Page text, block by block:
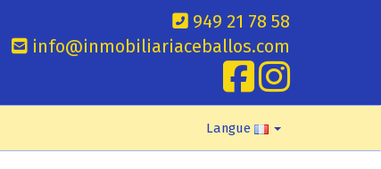
949 21 78 58
info@inmobiliariaceballos.com
Langue